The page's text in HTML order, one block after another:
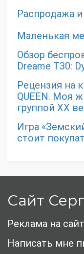
Распродажа и
Маленькая
Обзор
Dreame T30:
Рецензия на
QUEEN. Моя
группой XX
Игра
стоит
Сайт
Реклама на
Написать мне